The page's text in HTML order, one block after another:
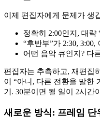
이제 편집자에게 문제가 생
정확히 2:00인지, 대략
“후반부”가 2:30,
어떤 음악 큐인지? 다
편집자는 추측하고, 재편집
이 “아니, 다른 전환을 말한
기. 30분이면 될 일이 2시간
새로운 방식: 프레임 단